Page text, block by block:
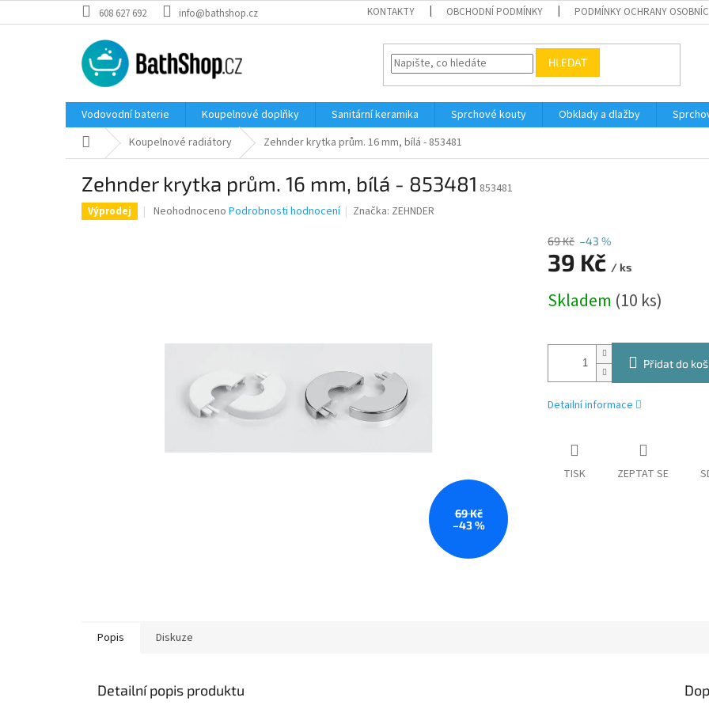
na
608 627 692 info@bathshop.cz KONTAKTY OBCHODNÍ PODMÍNKY PODMÍNKY OCHRANY
HLEDAT
Vodovodní baterie Koupelnové doplňky Sanitární keramika Sprchové kouty Obklady a dlažby
Domů Koupelnové radiátory Zehnder krytka prům. 16 mm, bílá - 853481
Zehnder krytka prům. 16 mm, bílá - 853481 853481
Výprodej
Průměrné
Neohodnoceno Podrobnosti hodnocení Značka: ZEHNDER
69 Kč
–43 %
69 Kč –43 %
39 Kč / ks
cena:
Skladem (10 ks)
Přidat do
Detailní informace
TISK ZEPTAT SE
Popis Diskuze
Detailní popis produktu